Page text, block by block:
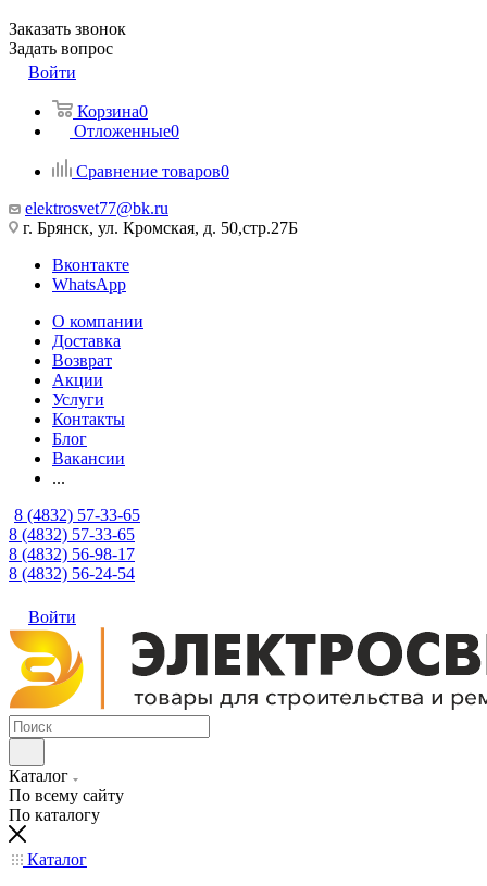
Заказать звонок
Задать вопрос
Войти
Корзина0
Отложенные0
Сравнение товаров0
elektrosvet77@bk.ru
г. Брянск, ул. Кромская, д. 50,стр.27Б
Вконтакте
WhatsApp
О компании
Доставка
Возврат
Акции
Услуги
Контакты
Блог
Вакансии
...
8 (4832) 57-33-65
8 (4832) 57-33-65
8 (4832) 56-98-17
8 (4832) 56-24-54
Войти
Каталог
По всему сайту
По каталогу
Каталог